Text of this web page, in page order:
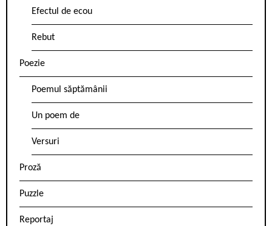
Efectul de ecou
Rebut
Poezie
Poemul săptămânii
Un poem de
Versuri
Proză
Puzzle
Reportaj